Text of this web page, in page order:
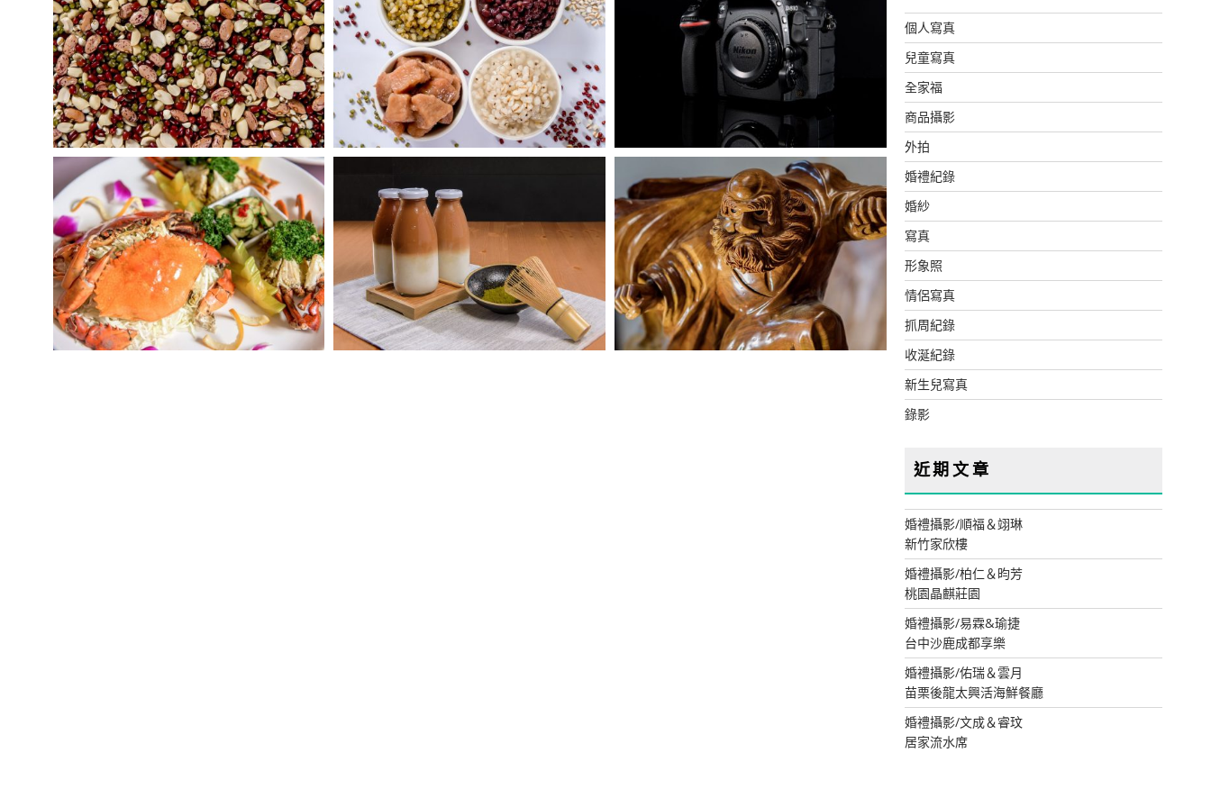
個人寫真
兒童寫真
全家福
商品攝影
外拍
婚禮紀錄
婚紗
寫真
形象照
情侶寫真
抓周紀錄
收涎紀錄
新生兒寫真
錄影
近期文章
婚禮攝影/順福＆翊琳
新竹家欣樓
婚禮攝影/柏仁＆昀芳
桃園晶麒莊園
婚禮攝影/易霖&瑜捷
台中沙鹿成都享樂
婚禮攝影/佑瑞＆雲月
苗栗後龍太興活海鮮餐廳
婚禮攝影/文成＆睿玟
居家流水席